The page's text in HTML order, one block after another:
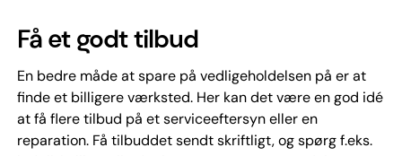
Få et godt tilbud
En bedre måde at spare på vedligeholdelsen på er at
finde et billigere værksted. Her kan det være en god idé
at få flere tilbud på et serviceeftersyn eller en
reparation. Få tilbuddet sendt skriftligt, og spørg f.eks.